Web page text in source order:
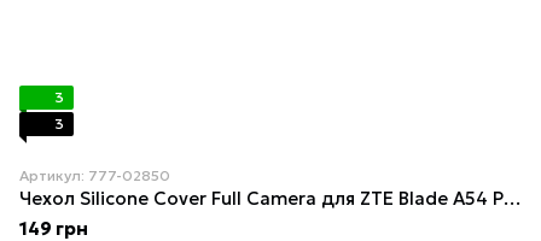
3
3
Артикул: 777-02850
Чехол Silicone Cover Full Camera для ZTE Blade A54 Pink Sand
149 грн